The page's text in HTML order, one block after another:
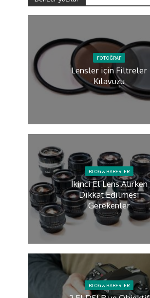
FOTOĞRAF
Lensler için Filtreler
Kılavuzu
BLOG & HABERLER
İkinci El Lens Alırken
Dikkat Edilmesi
Gerekenler
BLOG & HABERLER